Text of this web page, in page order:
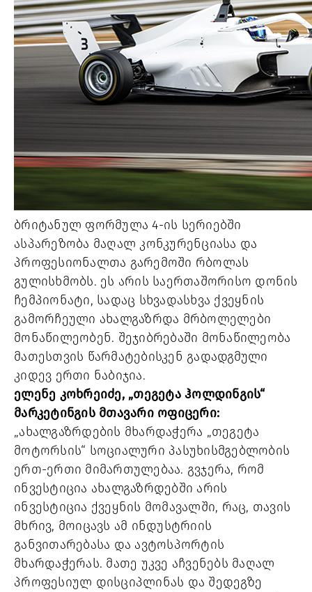
ბრიტანულ ფორმულა 4-ის სერიებში
ასპარეზობა მაღალ კონკურენციასა და
პროფესიონალთა გარემოში რბოლას
გულისხმობს. ეს არის საერთაშორისო დონის
ჩემპიონატი, სადაც სხვადასხვა ქვეყნის
გამორჩეული ახალგაზრდა მრბოლელები
მონაწილეობენ. შეჯიბრებაში მონაწილეობა
მათესთვის წარმატებისკენ გადადგმული
კიდევ ერთი ნაბიჯია.
ელენე კოხრეიძე, „თეგეტა ჰოლდინგის“
მარკეტინგის მთავარი ოფიცერი:
„ახალგაზრდების მხარდაჭერა „თეგეტა
მოტორსის“ სოციალური პასუხისმგებლობის
ერთ-ერთი მიმართულებაა. გვჯერა, რომ
ინვესტიცია ახალგაზრდებში არის
ინვესტიცია ქვეყნის მომავალში, რაც, თავის
მხრივ, მოიცავს ამ ინდუსტრიის
განვითარებასა და ავტოსპორტის
მხარდაჭერას. მათე უკვე აჩვენებს მაღალ
პროფესიულ დისციპლინას და შედეგზე